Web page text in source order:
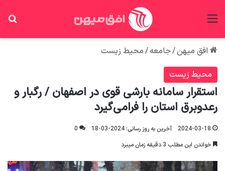
افق میهن/جامعه/محیط زیست
محیط زیست
استقرار سامانه بارشی قوی در اصفهان / رگبار و
رعدوبرق استان را فرامی‌گیرد
2024-03-18 آخرین به روز رسانی: 2024-03-18
0
خواندن این مطلب 3 دقیقه زمان میبرد